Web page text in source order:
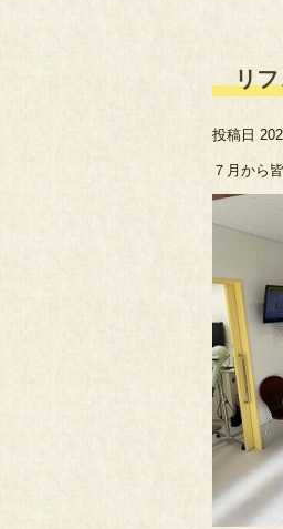
リ
投稿日
７月から